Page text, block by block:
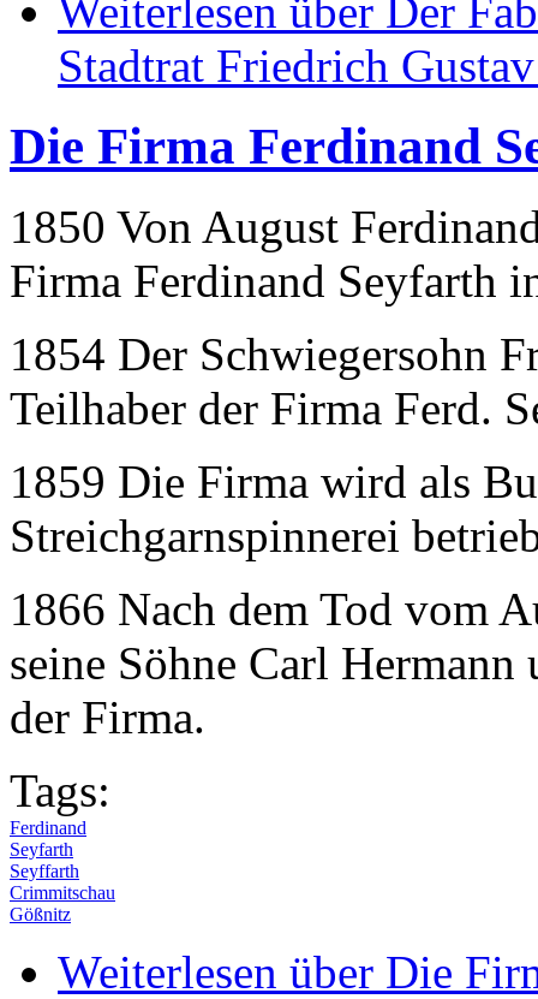
Weiterlesen über Der
Stadtrat Friedrich
Die Firma Ferdinand
1850 Von August
Firma Ferdinand Seyfarth
1854 Der Schwiegersohn
Teilhaber der Firma Ferd.
1859 Die Firma wird als
Streichgarnspinnerei
1866 Nach dem Tod vom
seine Söhne Carl
der Firma.
Tags:
Ferdinand
Seyfarth
Seyffarth
Crimmitschau
Gößnitz
Weiterlesen über Die